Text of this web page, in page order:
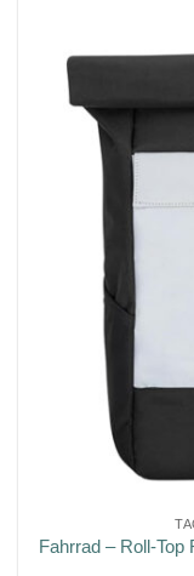
Fahrrad – Roll-